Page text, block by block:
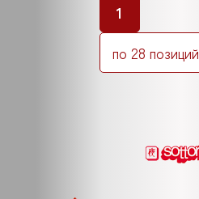
1
по 28 позиций